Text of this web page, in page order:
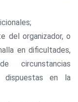
del organizador, o
en dificultades,
circunstancias
dispuestas en la